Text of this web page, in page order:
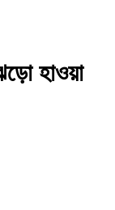
হাওয়া